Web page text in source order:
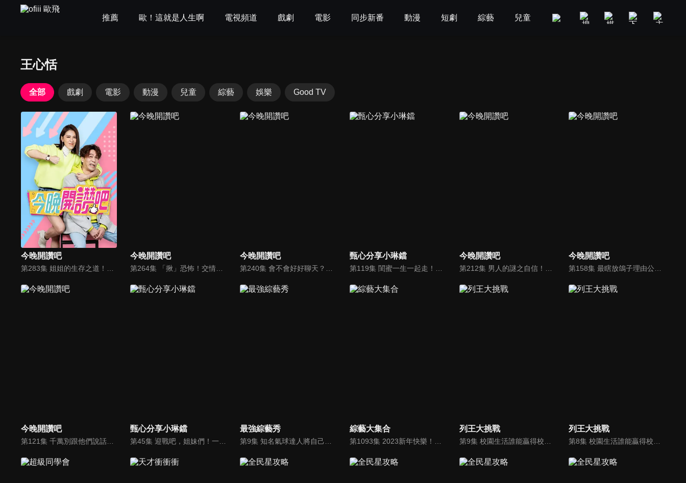
推薦 歐！這就是人生啊 電視頻道 戲劇 電影 同步新番 動漫 短劇 綜藝 兒童 GOOD TV 娛樂 美食旅遊
王心恬
全部 戲劇 電影 動漫 兒童 綜藝 娛樂 Good TV
今晚開讚吧 今晚開讚吧 今晚開讚吧 甄心分享小琳鐺 今晚開讚吧 今晚開讚吧
今晚開讚吧
第121集 千萬別跟他們說話？超狂認真魔人來襲！
甄心分享小琳鐺 最強綜藝秀 綜藝大集合 列王大挑戰 列王大挑戰